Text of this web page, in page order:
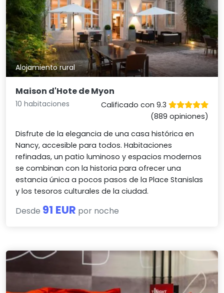
Alojamiento rural
Maison d'Hote de Myon
10 habitaciones
Calificado con 9.3
(889 opiniones)
Disfrute de la elegancia de una casa histórica en
Nancy, accesible para todos. Habitaciones
refinadas, un patio luminoso y espacios modernos
se combinan con la historia para ofrecer una
estancia única a pocos pasos de la Place Stanislas
y los tesoros culturales de la ciudad.
Desde 91 EUR por noche